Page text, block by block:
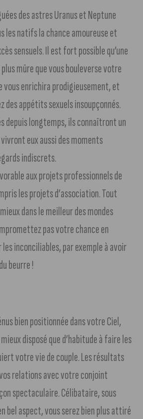
des astres Uranus et Neptune
les natifs la chance amoureuse et
sensuels. Il est fort possible qu’une
mûre que vous bouleverse votre
vous enrichira prodigieusement, et
des appétits sexuels insoupçonnés.
depuis longtemps, ils connaîtront un
eux aussi des moments
indiscrets.
aux projets professionnels de
les projets d’association. Tout
dans le meilleur des mondes
pas votre chance en
inconciliables, par exemple à avoir
beurre !
bien positionnée dans votre Ciel,
disposé que d’habitude à faire les
votre vie de couple. Les résultats
relations avec votre conjoint
spectaculaire. Célibataire, sous
bel aspect, vous serez bien plus attiré